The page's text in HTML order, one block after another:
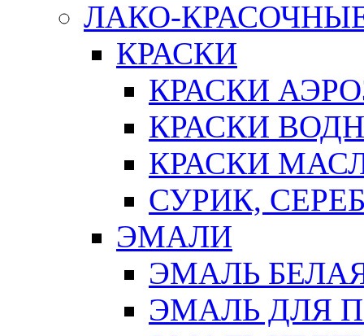
ЛАКО-
КРАСКИ
КРАСКИ
КРАСКИ
КРАСКИ
СУРИК,
ЭМАЛИ
ЭМАЛЬ
ЭМАЛЬ ДЛЯ